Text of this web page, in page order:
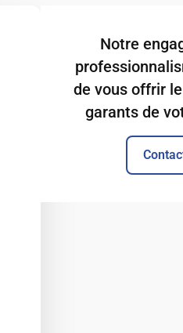
Notre
de vous offrir
garants de